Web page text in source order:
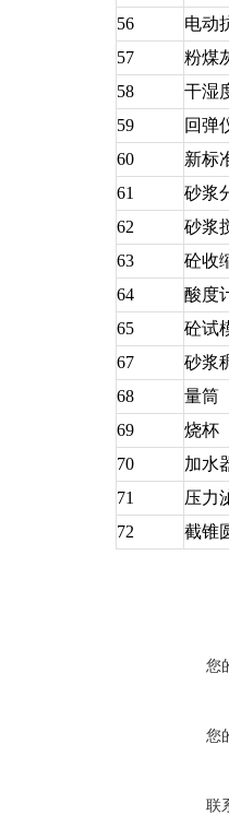
56
电动
57
粉煤
58
干湿
59
回弹
60
新标
61
砂浆
62
砂浆
63
砼收
64
酸度
65
砼试
67
砂浆
68
量筒
69
烧杯
70
加水
71
压力
72 截锥
您
您
联